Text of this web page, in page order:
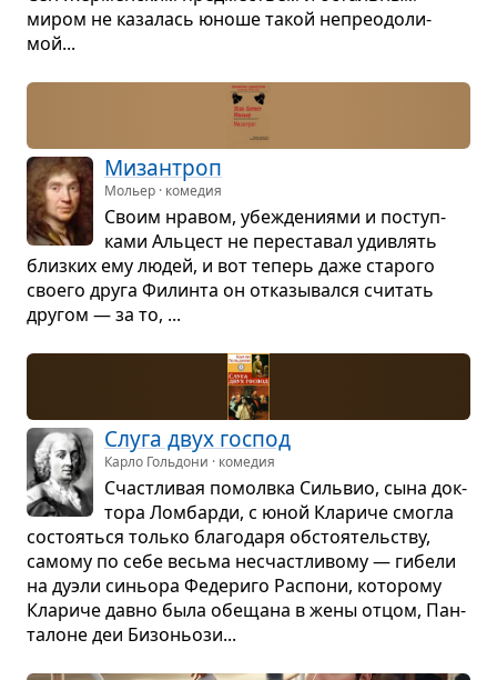
миром не каза­лась юноше такой непре­одо­ли­
мой...
Миз­ан­троп
Мольер · комедия
Своим нра­вом, убе­жде­ни­ями и поступ­
ками Аль­цест не пере­ста­вал удив­лять
близ­ких ему людей, и вот теперь даже ста­рого
сво­его друга Филинта он отка­зы­вался счи­тать
дру­гом — за то, ...
Слуга двух гос­под
Карло Гольдони · комедия
Счаст­ли­вая помолвка Силь­вио, сына док­
тора Лом­барди, с юной Кла­риче смогла
состо­яться только бла­го­даря обсто­я­тель­ству,
самому по себе весьма несчаст­ли­вому — гибели
на дуэли синьора Феде­риго Рас­пони, кото­рому
Кла­риче давно была обе­щана в жены отцом, Пан­
та­лоне деи Бизо­ньози...